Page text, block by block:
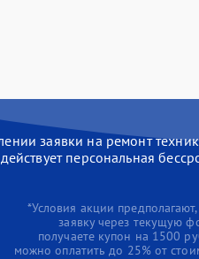
заявки на ремонт
действует персональная
*Условия акции
заявку через текущую
получаете купон на 1500
можно оплатить до 25% от